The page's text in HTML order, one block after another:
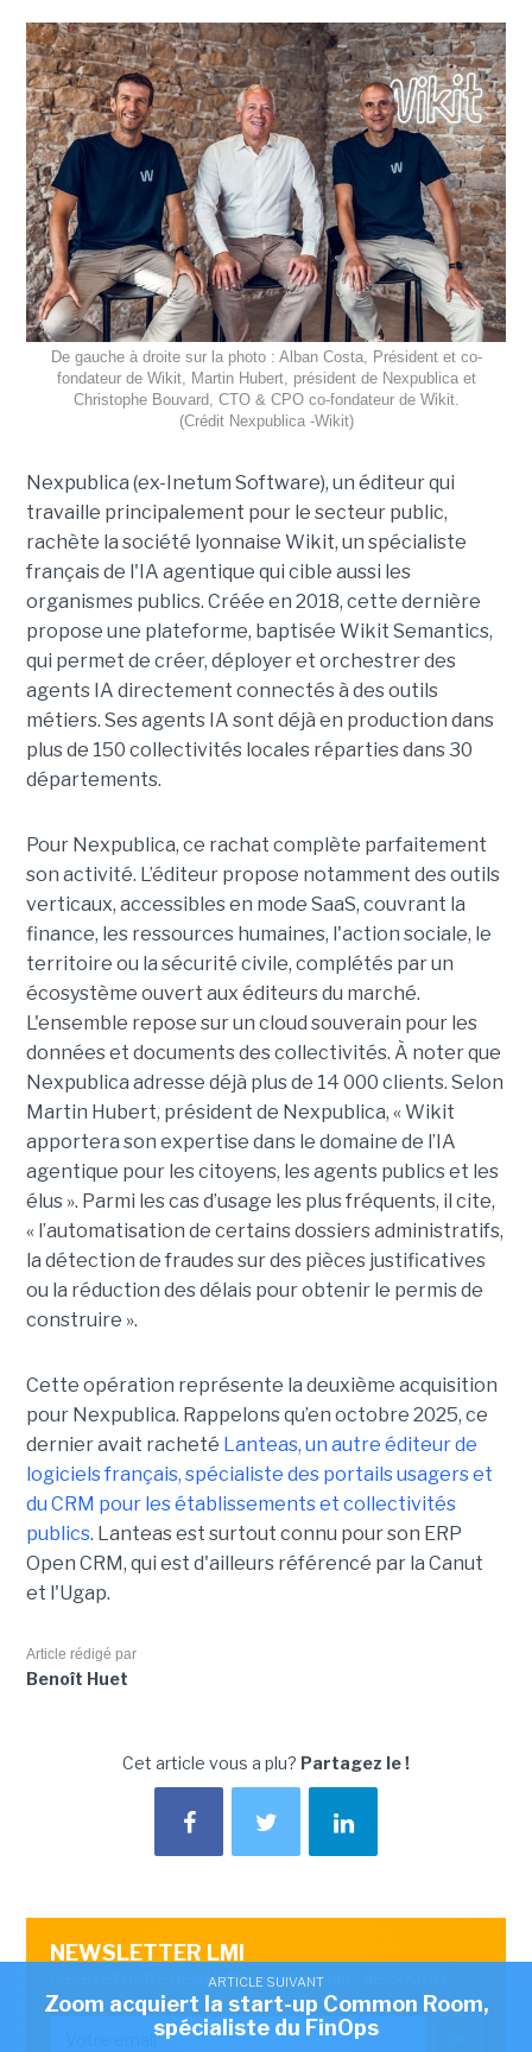
De gauche à droite sur la photo : Alban Costa, Président et co-
fondateur de Wikit, Martin Hubert, président de Nexpublica et
Christophe Bouvard, CTO & CPO co-fondateur de Wikit.
(Crédit Nexpublica -Wikit)
Nexpublica (ex-Inetum Software), un éditeur qui
travaille principalement pour le secteur public,
rachète la société lyonnaise Wikit, un spécialiste
français de l'IA agentique qui cible aussi les
organismes publics. Créée en 2018, cette dernière
propose une plateforme, baptisée Wikit Semantics,
qui permet de créer, déployer et orchestrer des
agents IA directement connectés à des outils
métiers. Ses agents IA sont déjà en production dans
plus de 150 collectivités locales réparties dans 30
départements.
Pour Nexpublica, ce rachat complète parfaitement
son activité. L’éditeur propose notamment des outils
verticaux, accessibles en mode SaaS, couvrant la
finance, les ressources humaines, l'action sociale, le
territoire ou la sécurité civile, complétés par un
écosystème ouvert aux éditeurs du marché.
L'ensemble repose sur un cloud souverain pour les
données et documents des collectivités. À noter que
Nexpublica adresse déjà plus de 14 000 clients. Selon
Martin Hubert, président de Nexpublica, « Wikit
apportera son expertise dans le domaine de l’IA
agentique pour les citoyens, les agents publics et les
élus ». Parmi les cas d’usage les plus fréquents, il cite,
« l’automatisation de certains dossiers administratifs,
la détection de fraudes sur des pièces justificatives
ou la réduction des délais pour obtenir le permis de
construire ».
Cette opération représente la deuxième acquisition
pour Nexpublica. Rappelons qu’en octobre 2025, ce
dernier avait racheté Lanteas, un autre éditeur de
logiciels français, spécialiste des portails usagers et
du CRM pour les établissements et collectivités
publics. Lanteas est surtout connu pour son ERP
Open CRM, qui est d'ailleurs référencé par la Canut
et l'Ugap.
Article rédigé par
Benoît Huet
Cet article vous a plu? Partagez le !
NEWSLETTER LMI
Recevez notre newsletter comme plus de 50000
abonnés
ARTICLE SUIVANT
Zoom acquiert la start-up Common Room,
spécialiste du FinOps